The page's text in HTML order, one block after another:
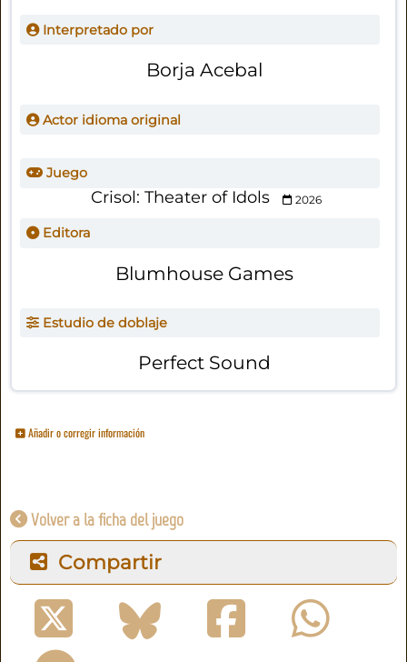
Interpretado por
Borja Acebal
Actor idioma original
Juego
Crisol: Theater of Idols 2026
Editora
Blumhouse Games
Estudio de doblaje
Perfect Sound
Añadir o corregir información
Volver a la ficha del juego
Compartir